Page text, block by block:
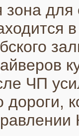
для
ЧП